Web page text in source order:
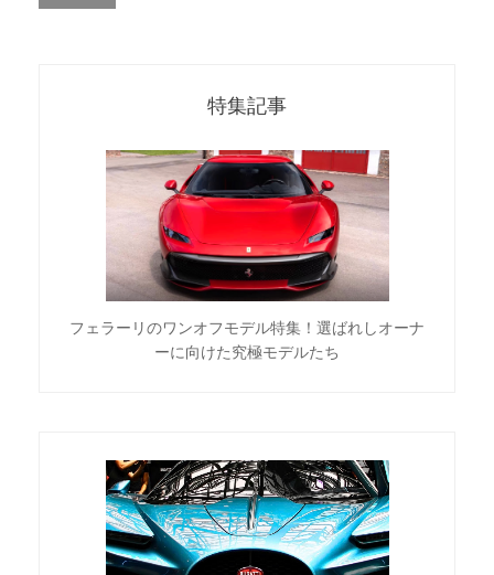
特集記事
フェラーリのワンオフモデル特集！選ばれしオーナ
ーに向けた究極モデルたち